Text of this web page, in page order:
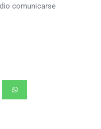
comunicarse